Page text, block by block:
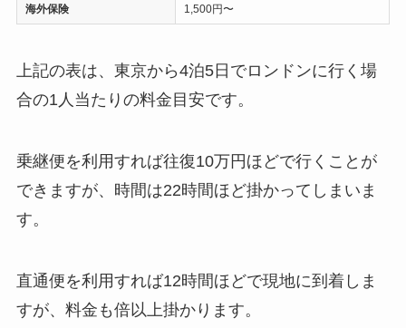
海外保険 1,500円〜
上記の表は、東京から4泊5日でロンドンに行く場
合の1人当たりの料金目安です。
乗継便を利用すれば往復10万円ほどで行くことが
できますが、時間は22時間ほど掛かってしまいま
す。
直通便を利用すれば12時間ほどで現地に到着しま
すが、料金も倍以上掛かります。